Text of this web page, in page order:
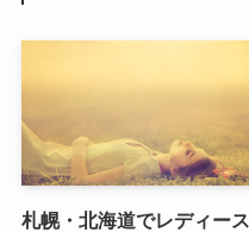
札幌・北海道でレディース